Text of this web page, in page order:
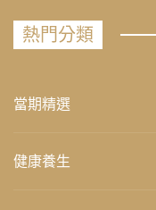
熱門分類
當期精選
健康養生